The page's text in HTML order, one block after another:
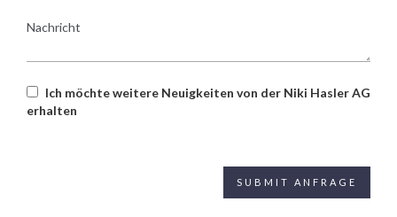
Ich möchte weitere Neuigkeiten von der Niki Hasler AG
erhalten